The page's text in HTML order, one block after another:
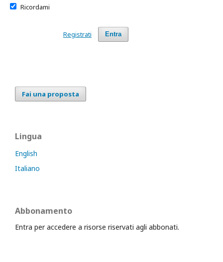
Ricordami
Entra
Registrati
Fai una proposta
Lingua
English
Italiano
Abbonamento
Entra per accedere a risorse riservati agli abbonati.